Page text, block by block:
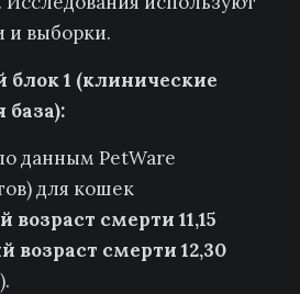
и выборки.
блок 1 (клинические
база):
данным PetWare
для кошек
возраст смерти 11,15
возраст смерти 12,30